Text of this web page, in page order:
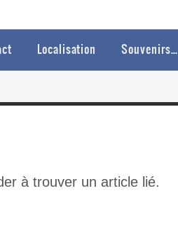
Localisation Souvenirs…
à trouver un article lié.